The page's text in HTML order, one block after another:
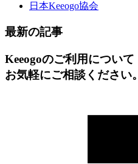
日本Keeogo協会
最新の記事
Keeogoのご利用について
お気軽にご相談ください。